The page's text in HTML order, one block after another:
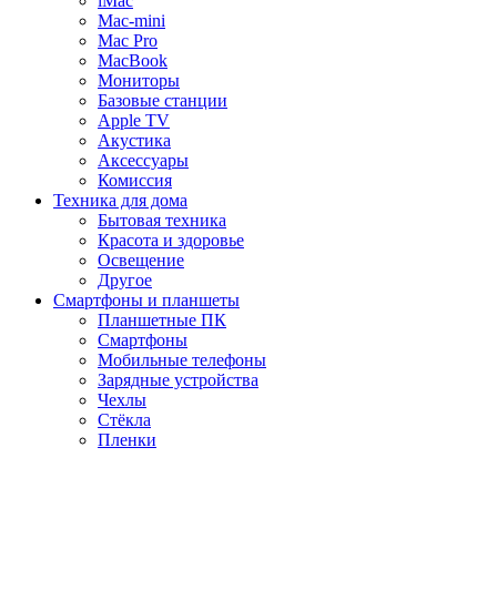
Mac-mini
Mac Pro
MacBook
Мониторы
Базовые станции
Apple TV
Акустика
Аксессуары
Комиссия
Техника для дома
Бытовая техника
Красота и здоровье
Освещение
Другое
Смартфоны и планшеты
Планшетные ПК
Смартфоны
Мобильные телефоны
Зарядные устройства
Чехлы
Стёкла
Пленки